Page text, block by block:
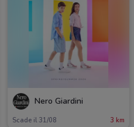
Nero Giardini
Scade il 31/08 3 km